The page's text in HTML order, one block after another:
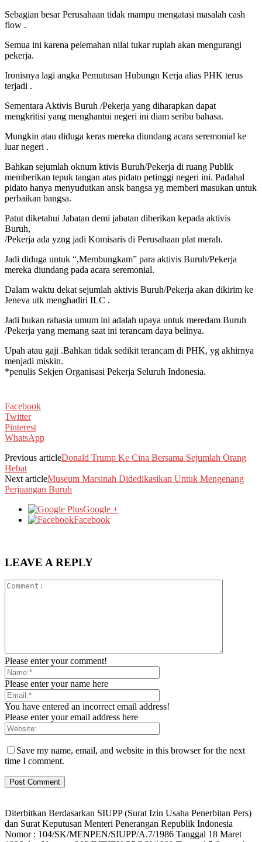
Sebagian besar Perusahaan tidak mampu mengatasi masalah cash
flow .
Semua ini karena pelemahan nilai tukar rupiah akan mengurangi
pekerja.
Ironisnya lagi angka Pemutusan Hubungn Kerja alias PHK terus
terjadi .
Sementara Aktivis Buruh /Pekerja yang diharapkan dapat
mengkritisi yang menghantui negeri ini diam seribu bahasa.
Mungkin atau diduga keras mereka diundang acara seremonial ke
luar negeri .
Bahkan sejumlah oknum ktivis Buruh/Pekerja di ruang Publik
memberikan tepuk tangan atas pidato petinggi negeri ini. Padahal
pidato hanya menyudutkan ansk bangsa yg memberi masukan untuk
perbaikan bangsa.
Patut diketahui Jabatan demi jabatan diberikan kepada aktivis
Buruh,
/Pekerja ada yzng jadi Komisaris di Perusahaan plat merah.
Jadi diduga untuk “,Membungkam” para aktivis Buruh/Pekerja
mereka diundang pada acara seremonial.
Dalam waktu dekat sejumlah aktivis Buruh/Pekerja akan dikirim ke
Jeneva utk menghadiri ILC .
Jadi bukan rahasia umum ini adalah upaya untuk meredam Buruh
/Pekerja yang memang saat ini terancam daya belinya.
Upah atau gaji .Bahkan tidak sedikit terancam di PHK, yg akhirnya
menjadi miskin.
*penulis Sekjen Organisasi Pekerja Seluruh Indonesia.
Facebook
Twitter
Pinterest
WhatsApp
Previous articleDonald Trump Ke Cina Bersama Sejumlah Orang
Hebat
Next articleMuseum Marsinah Didedikasikan Untuk Mengenang
Perjuangan Buruh
Google +
Facebook
LEAVE A REPLY
Please enter your comment!
Please enter your name here
You have entered an incorrect email address!
Please enter your email address here
Save my name, email, and website in this browser for the next
time I comment.
Diterbitkan Berdasarkan SIUPP (Surat Izin Usaha Penerbitan Pers)
dan Surat Keputusan Menteri Penerangan Republik Indonesia
Nomor : 104/SK/MENPEN/SIUPP/A.7/1986 Tanggal 18 Maret